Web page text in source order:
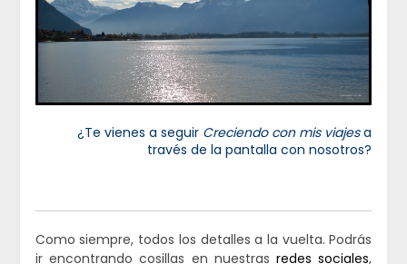
¿Te vienes a seguir Creciendo con mis viajesa
través de la pantalla con nosotros?
Como siempre, todos los detalles a la vuelta. Podrás
ir encontrando cosillas en nuestrasredes sociales,